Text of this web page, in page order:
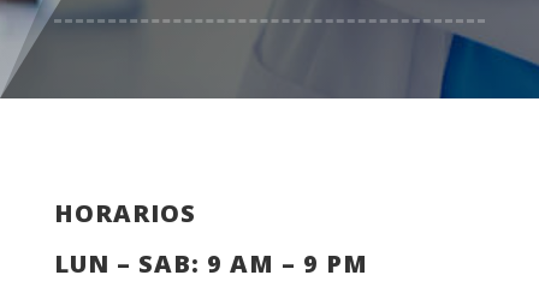
HORARIOS
LUN – SAB: 9 AM – 9 PM